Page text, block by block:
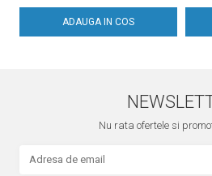
ADAUGA IN COS
Nu rata ofertele si